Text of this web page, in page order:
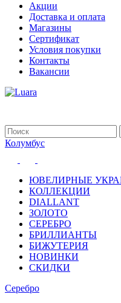
Акции
Доставка и оплата
Магазины
Сертификат
Условия покупки
Контакты
Вакансии
Колумбус
ЮВЕЛИРНЫЕ
КОЛЛЕКЦИИ
DIALLANT
ЗОЛОТО
СЕРЕБРО
БРИЛЛИАНТЫ
БИЖУТЕРИЯ
НОВИНКИ
СКИДКИ
Серебро